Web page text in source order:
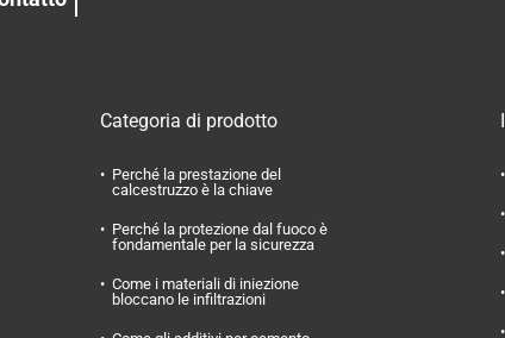
Categoria di prodotto
Perché la prestazione del
calcestruzzo è la chiave
Perché la protezione dal fuoco è
fondamentale per la sicurezza
Come i materiali di iniezione
bloccano le infiltrazioni